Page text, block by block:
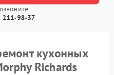
211-98-37
кухонных
Richards